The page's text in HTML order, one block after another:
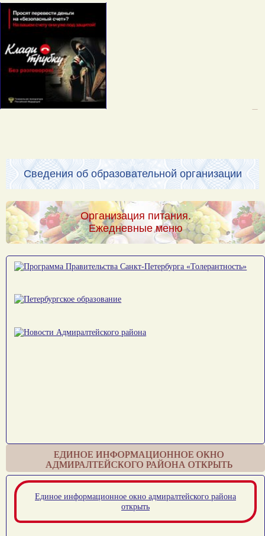
Сведения об образовательной организации
Организация питания.
Ежедневные меню
ЕДИНОЕ ИНФОРМАЦИОННОЕ ОКНО
АДМИРАЛТЕЙСКОГО РАЙОНА ОТКРЫТЬ
Единое информационное окно адмиралтейского района
открыть